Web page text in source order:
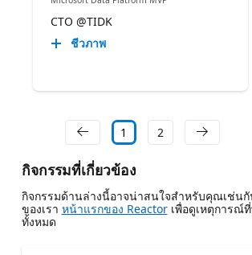
CTO @TIDK
ชีวภาพ
1 2
กิจกรรมที่เกี่ยวข้อง
กิจกรรมด้านล่างนี้อาจน่าสนใจสําหรับคุณเช่นกั
ของเรา หน้าแรกของ Reactorเพื่อดูเหตุการณ์
ทั้งหมด